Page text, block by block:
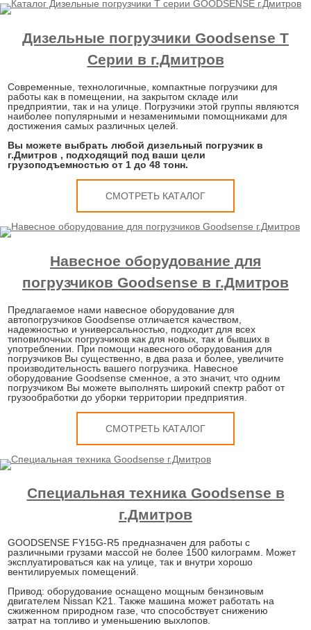
Дизельные погрузчики Goodsense T
Серии в г.Дмитров
Современные, технологичные, компактные погрузчики для
работы как в помещении, на закрытом складе или
предприятии, так и на улице. Погрузчики этой группы являются
наиболее популярными и незаменимыми помощниками для
достижения самых различных целей.
Вы можете выбрать любой дизельный погрузчик в
г.Дмитров , подходящий под ваши цели
грузоподъемностью от 1 до 48 тонн.
СМОТРЕТЬ КАТАЛОГ
Навесное оборудование для
погрузчиков Goodsense в г.Дмитров
Предлагаемое нами навесное оборудование для
автопогрузчиков Goodsense отличается качеством,
надежностью и универсальностью, подходит для всех
типовилочных погрузчиков как для новых, так и бывших в
употреблении. При помощи навесного оборудования для
погрузчиков Вы существенно, в два раза и более, увеличите
производительность вашего погрузчика. Навесное
оборудование Goodsense сменное, а это значит, что одним
погрузчиком Вы можете выполнять широкий спектр работ от
грузообработки до уборки территории предприятия.
СМОТРЕТЬ КАТАЛОГ
Специальная техника Goodsense в
г.Дмитров
GOODSENSE FY15G-R5 предназначен для работы с
различными грузами массой не более 1500 килограмм. Может
эксплуатироваться как на улице, так и внутри хорошо
вентилируемых помещений.
Привод: оборудование оснащено мощным бензиновым
двигателем Nissan K21. Также машина может работать на
сжиженном природном газе, что способствует снижению
затрат на топливо и уменьшению выхлопов.